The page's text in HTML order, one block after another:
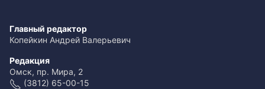
Главный редактор
Копейкин Андрей Валерьевич
Редакция
Омск, пр. Мира, 2
(3812) 65-00-15